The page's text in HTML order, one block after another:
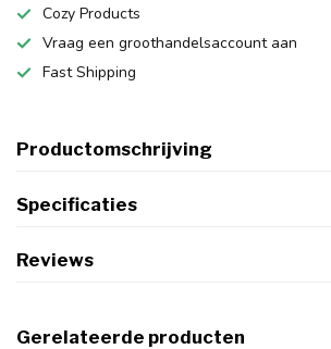
Cozy Products
Vraag een groothandelsaccount aan
Fast Shipping
Productomschrijving
Specificaties
Reviews
Gerelateerde producten